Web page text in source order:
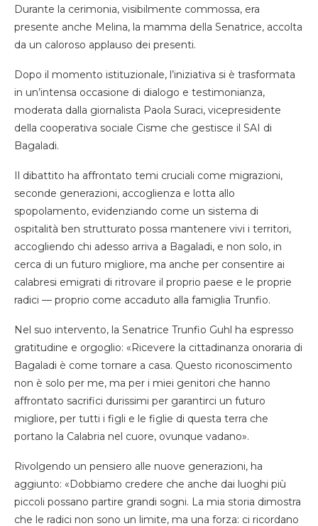
Durante la cerimonia, visibilmente commossa, era
presente anche Melina, la mamma della Senatrice, accolta
da un caloroso applauso dei presenti.
Dopo il momento istituzionale, l’iniziativa si è trasformata
in un’intensa occasione di dialogo e testimonianza,
moderata dalla giornalista Paola Suraci, vicepresidente
della cooperativa sociale Cisme che gestisce il SAI di
Bagaladi.
Il dibattito ha affrontato temi cruciali come migrazioni,
seconde generazioni, accoglienza e lotta allo
spopolamento, evidenziando come un sistema di
ospitalità ben strutturato possa mantenere vivi i territori,
accogliendo chi adesso arriva a Bagaladi, e non solo, in
cerca di un futuro migliore, ma anche per consentire ai
calabresi emigrati di ritrovare il proprio paese e le proprie
radici — proprio come accaduto alla famiglia Trunfio.
Nel suo intervento, la Senatrice Trunfio Guhl ha espresso
gratitudine e orgoglio: «Ricevere la cittadinanza onoraria di
Bagaladi è come tornare a casa. Questo riconoscimento
non è solo per me, ma per i miei genitori che hanno
affrontato sacrifici durissimi per garantirci un futuro
migliore, per tutti i figli e le figlie di questa terra che
portano la Calabria nel cuore, ovunque vadano».
Rivolgendo un pensiero alle nuove generazioni, ha
aggiunto: «Dobbiamo credere che anche dai luoghi più
piccoli possano partire grandi sogni. La mia storia dimostra
che le radici non sono un limite, ma una forza: ci ricordano